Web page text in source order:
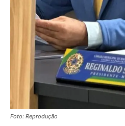
Foto: Reprodução